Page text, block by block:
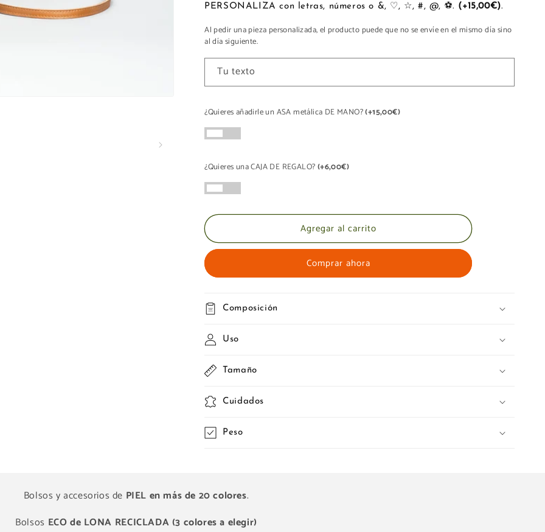
BAG
BAG
PERSONALIZA con letras, números o &, ♡, ☆, #, @, ⚽. (+15,00€).
Al pedir una pieza personalizada, el producto puede que no se envíe en el mismo día sino
al día siguiente.
Tu texto
¿Quieres añadirle un ASA metálica DE MANO?(+15,00€)
¿Quieres una CAJA DE REGALO?(+6,00€)
Agregar al carrito
Comprar ahora
Composición
Uso
Tamaño
Cuidados
Peso
Bolsos y accesorios de PIEL en más de 20 colores.
Bolsos ECO de LONA RECICLADA (3 colores a elegir)